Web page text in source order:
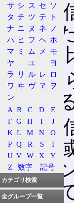
無線通
り、ま
数)とも
ここか
倍にす
無線通
数の帯
いうコ
ション
サ シ ス セ ソ
タ チ ツ テ
ト
ナ ニ ヌ ネ
ノ
ハ ヒ フ ヘ ホ
マ ミ ム メ
モ
ヤ
ユ
ヨ
ラ
リ ル レ ロ
ワ ヰ ヴ ヱ
ヲ
ン
A B C D
E
F G H I
J
K L M N
O
P Q R S
T
U V W X
Y
Z
数字 記号
カテゴリ検索
全グループ一覧